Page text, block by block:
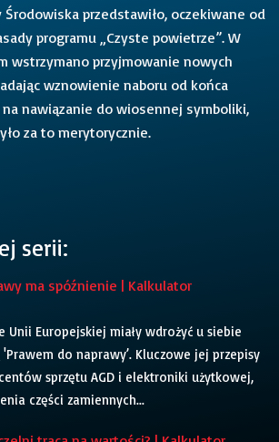
Środowiska przedstawiło, oczekiwane od
programu „Czyste powietrze”. W
wstrzymano przyjmowanie nowych
wznowienie naboru od końca
na nawiązanie do wiosennej symboliki,
za to merytorycznie.
serii:
ma spóźnienie | Kalkulator
Unii Europejskiej miały wdrożyć u siebie
do naprawy’. Kluczowe jej przepisy
sprzętu AGD i elektroniki użytkowej,
części zamiennych...